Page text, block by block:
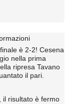
è 2-2! Cesena
nella prima
ripresa Tavano
il pari.
il risultato è fermo